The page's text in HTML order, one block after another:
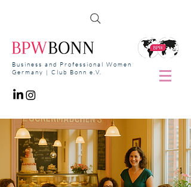
Business and Professional Women
Germany | Club Bonn e.V.